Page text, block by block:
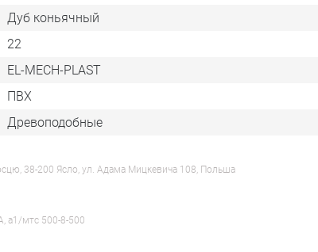
Дуб коньячный
22
EL-MECH-PLAST
ПВХ
Древоподобные
38-200 Ясло, ул. Адама Мицкевича 108, Польша
a1/мтс 500-8-500